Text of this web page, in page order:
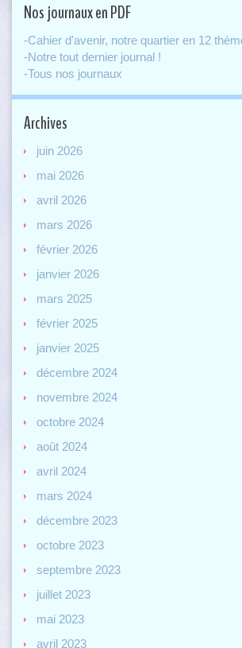
Nos journaux en PDF
-Cahier d'avenir, notre quartier en 12
-Notre tout dernier journal !
-Tous nos journaux
Archives
juin 2026
mai 2026
avril 2026
mars 2026
février 2026
janvier 2026
mars 2025
février 2025
janvier 2025
décembre 2024
novembre 2024
octobre 2024
août 2024
avril 2024
mars 2024
décembre 2023
octobre 2023
septembre 2023
juillet 2023
mai 2023
avril 2023